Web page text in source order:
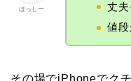
ほっしー
丈夫
値